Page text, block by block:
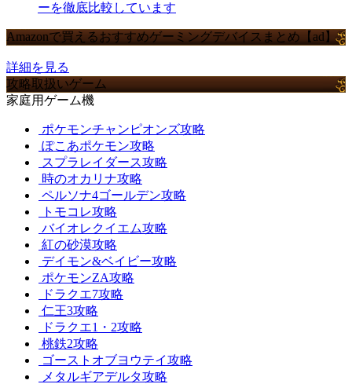
ーを徹底比較しています
Amazonで買えるおすすめゲーミングデバイスまとめ【ad】
詳細を見る
攻略取扱いゲーム
家庭用ゲーム機
ポケモンチャンピオンズ攻略
ぽこあポケモン攻略
スプラレイダース攻略
時のオカリナ攻略
ペルソナ4ゴールデン攻略
トモコレ攻略
バイオレクイエム攻略
紅の砂漠攻略
デイモン&ベイビー攻略
ポケモンZA攻略
ドラクエ7攻略
仁王3攻略
ドラクエ1・2攻略
桃鉄2攻略
ゴーストオブヨウテイ攻略
メタルギアデルタ攻略